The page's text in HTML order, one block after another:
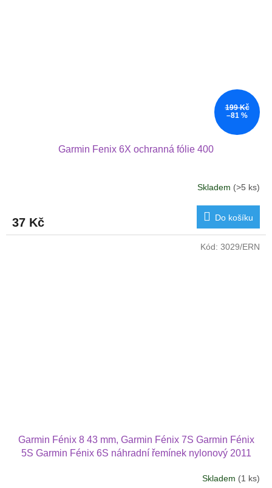
199 Kč
–81 %
Garmin Fenix 6X ochranná fólie 400
Skladem (>5 ks)
37 Kč Do košíku
Garmin Fénix 8 43 mm, Garmin Fénix 7S Garmin Fénix
5S Garmin Fénix 6S náhradní řemínek nylonový 2011
Skladem (1 ks)
Kód: 3029/ERN